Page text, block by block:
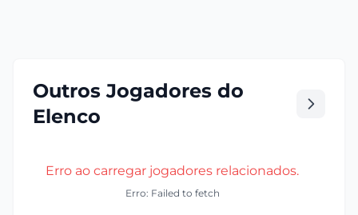
Outros Jogadores do
Elenco
Erro ao carregar jogadores relacionados.
Erro: Failed to fetch